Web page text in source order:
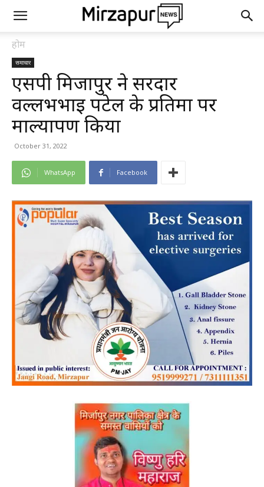
होम
समाचार
एसपी मिर्जापुर ने सरदार
वल्लभभाई पटेल के प्रतिमा पर
माल्यार्पण किया
October 31, 2022
WhatsApp Facebook